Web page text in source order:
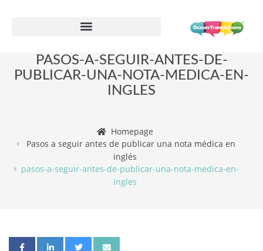
PASOS-A-SEGUIR-ANTES-DE-
PUBLICAR-UNA-NOTA-MEDICA-EN-
INGLES
Homepage
Pasos a seguir antes de publicar una nota médica en
inglés
pasos-a-seguir-antes-de-publicar-una-nota-medica-en-
ingles